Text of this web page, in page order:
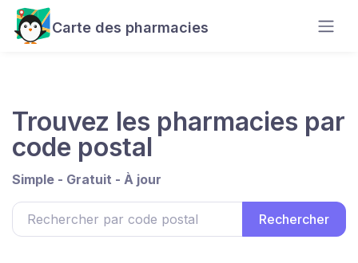
Carte des pharmacies
Trouvez les pharmacies par
code postal
Simple - Gratuit - À jour